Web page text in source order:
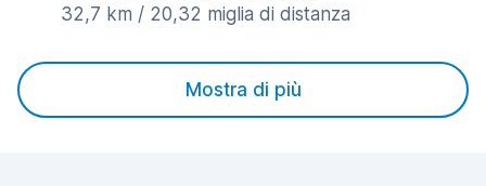
32,7 km / 20,32 miglia di distanza
Mostra di più